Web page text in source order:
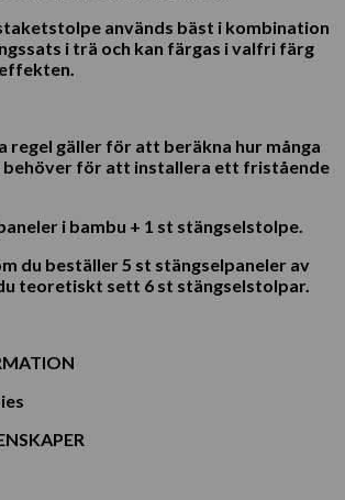
används bäst i kombination
i trä och kan färgas i valfri färg
regel gäller för att beräkna hur många
för att installera ett fristående
i bambu + 1 st stängselstolpe.
du beställer 5 st stängselpaneler av
teoretiskt sett 6 st stängselstolpar.